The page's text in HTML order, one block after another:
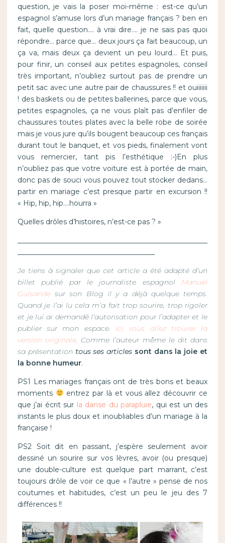
question, je vais la poser moi-même : est-ce qu’un
espagnol s’amuse lors d’un mariage français ? ben en
fait, quelle question…. à vrai dire…. je ne sais pas quoi
répondre… parce que… deux jours ça fait beaucoup, un
ça va, mais deux ça devient un peu lourd… Et puis,
pour finir, un conseil aux petites espagnoles, conseil
très important, n’oubliez surtout pas de prendre un
petit sac avec une autre pair de chaussures !! et ouiiiiiii
! des baskets ou de petites ballerines, parce que vous,
petites espagnoles, ça ne vous plaît pas d’enfiler de
chaussures toutes plates avec la belle robe de soirée
mais je vous jure qu’ils bougent beaucoup ces français
durant tout le banquet, et vos pieds, finalement vont
vous remercier, tant pis l’esthétique :-)En plus
n’oubliez pas que votre voiture est à portée de main,
donc pas de souci vous pouvez tout stocker dedans…
partir en mariage c’est presque partir en excursion !!
« Hip, hip, hip….hourra »
Quelles drôles d’histoires, n’est-ce pas ? »
Je tiens à signaler que cet article a été adapté d’un
billet publié par le journaliste espagnol Manuel
Guisandesur son Blog il y a déjà quelque temps.
Quand je l’ai lu cela m’a fait trop sourire, trop rigoler
et je lui ai demandé l’autorisation pour l’adapter et le
publier sur mon espace. Ici vous allez trouver la
version originale. Comme l’auteur même le dit dans
sa présentation tous ses articles sont dans la joie et
la bonne humeur.
PS1 Les mariages français ont de très bons et beaux
moments
entrez par là et vous allez découvrir ce
que j’ai écrit sur la danse du parapluie, qui est un des
instants le plus doux et inoubliables d’un mariage à la
française !
PS2 Soit dit en passant, j’espère seulement avoir
dessiné un sourire sur vos lèvres, avoir (ou presque)
une double-culture est quelque part marrant, c’est
toujours drôle de voir ce que « l’autre » pense de nos
coutumes et habitudes, c’est un peu le jeu des 7
différences !!